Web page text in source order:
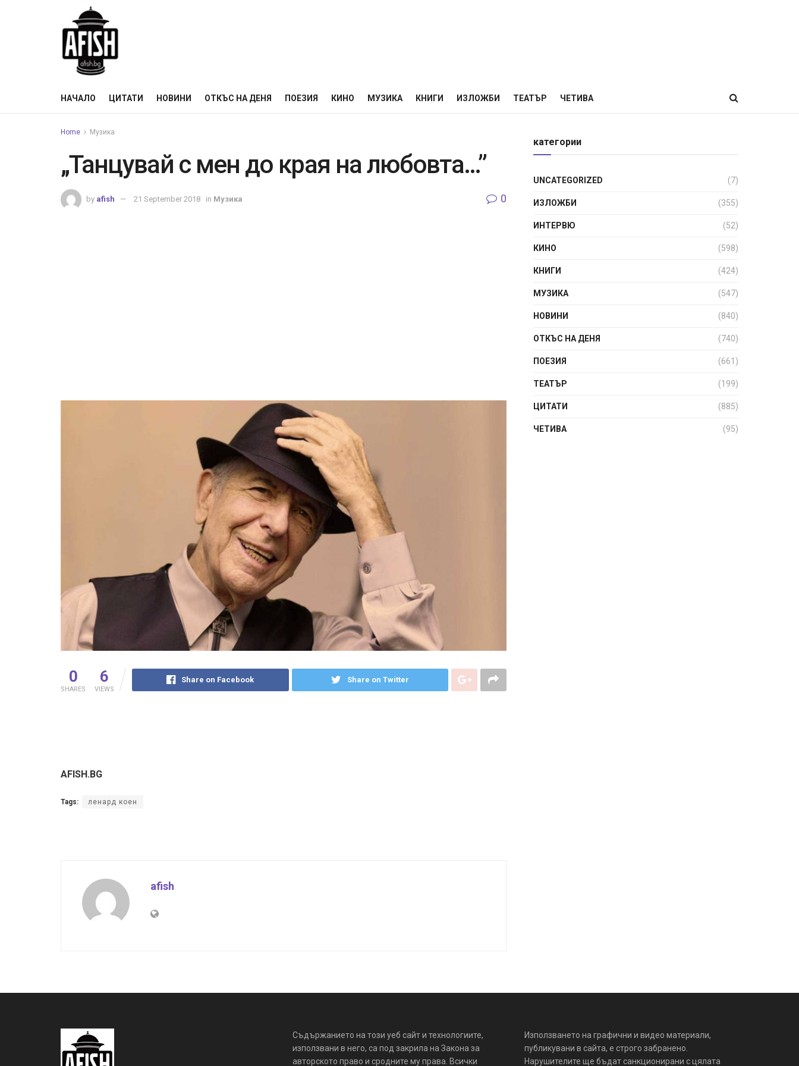
НАЧАЛО ЦИТАТИ НОВИНИ ОТКЪС НА ДЕНЯ ПОЕЗИЯ КИНО МУЗИКА КНИГИ ИЗЛОЖБИ ТЕАТЪР ЧЕТИВА
Home Музика
„Танцувай с мен до края на любовта…”
by afish 21 September 2018 in Музика 0
0
SHARES
6
VIEWS
Share on Facebook Share on Twitter
AFISH.BG
Tags: ленард коен
afish
категории
UNCATEGORIZED (7)
ИЗЛОЖБИ (355)
ИНТЕРВЮ (52)
КИНО (598)
КНИГИ (424)
МУЗИКА (547)
НОВИНИ (840)
ОТКЪС НА ДЕНЯ (740)
ПОЕЗИЯ (661)
ТЕАТЪР (199)
ЦИТАТИ (885)
ЧЕТИВА (95)
Съдържанието на този уеб сайт и технологиите,
използвани в него, са под закрила на Закона за
авторското право и сродните му права. Всички
Използването на графични и видео материали,
публикувани в сайта, е строго забранено.
Нарушителите ще бъдат санкционирани с цялата